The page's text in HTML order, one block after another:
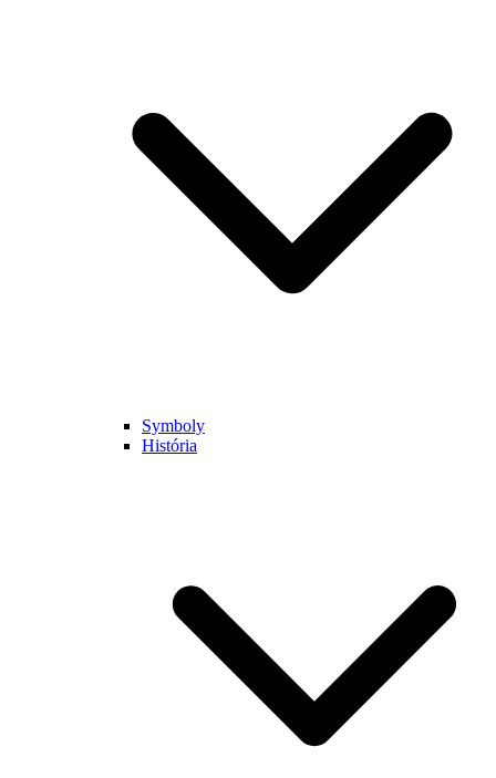
Symboly
História